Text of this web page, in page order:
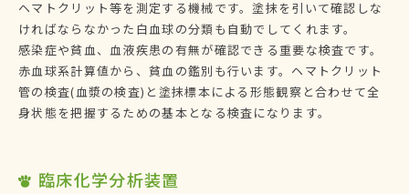
ヘマトクリット等を測定する機械です。塗抹を引いて確認しな
ければならなかった白血球の分類も自動でしてくれます。
感染症や貧血、血液疾患の有無が確認できる重要な検査です。
赤血球系計算値から、貧血の鑑別も行います。ヘマトクリット
管の検査(血漿の検査)と塗抹標本による形態観察と合わせて全
身状態を把握するための基本となる検査になります。
臨床化学分析装置